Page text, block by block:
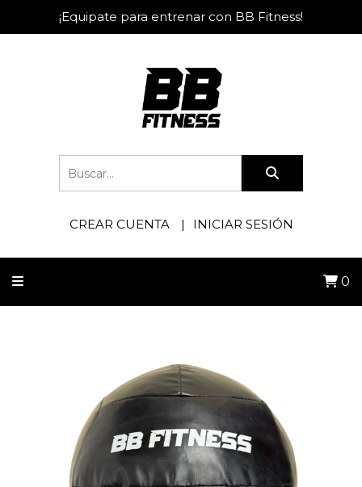
¡Equipate para entrenar con BB Fitness!
CREAR CUENTA INICIAR SESIÓN
0